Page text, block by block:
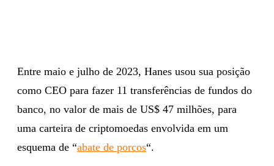
Entre maio e julho de 2023, Hanes usou sua posição
como CEO para fazer 11 transferências de fundos do
banco, no valor de mais de US$ 47 milhões, para
uma carteira de criptomoedas envolvida em um
esquema de “abate de porcos“.